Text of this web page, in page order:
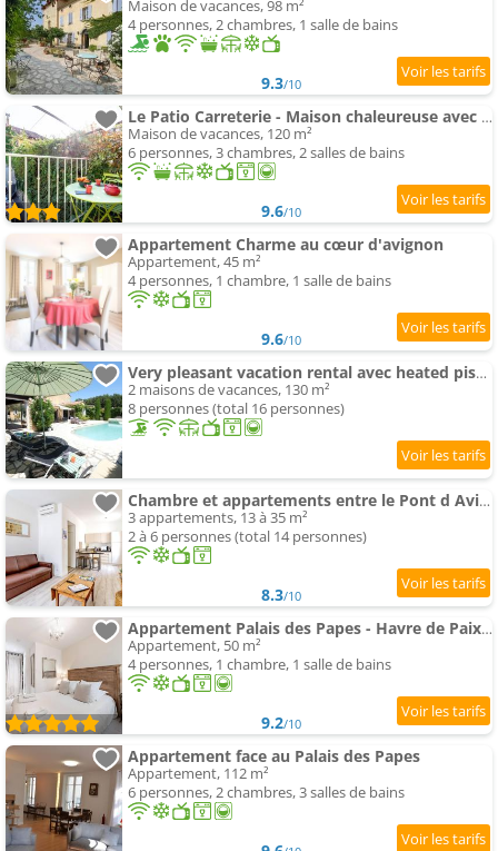
Maison de vacances, 98 m²
4 personnes, 2 chambres, 1 salle de bains
9.3/10
Le Patio Carreterie - Maison chaleureuse avec Spa Extérieur Privatif - Primée pour sa déco
Maison de vacances, 120 m²
6 personnes, 3 chambres, 2 salles de bains
9.6/10
Appartement Charme au cœur d'avignon
Appartement, 45 m²
4 personnes, 1 chambre, 1 salle de bains
9.6/10
Very pleasant vacation rental avec heated piscine in the Luberon
2 maisons de vacances, 130 m²
8 personnes (total 16 personnes)
Chambre et appartements entre le Pont d Avignon et le Palais des Papes - AC clim parking
3 appartements, 13 à 35 m²
2 à 6 personnes (total 14 personnes)
8.3/10
Appartement Palais des Papes - Havre de Paix III
Appartement, 50 m²
4 personnes, 1 chambre, 1 salle de bains
9.2/10
Appartement face au Palais des Papes
Appartement, 112 m²
6 personnes, 2 chambres, 3 salles de bains